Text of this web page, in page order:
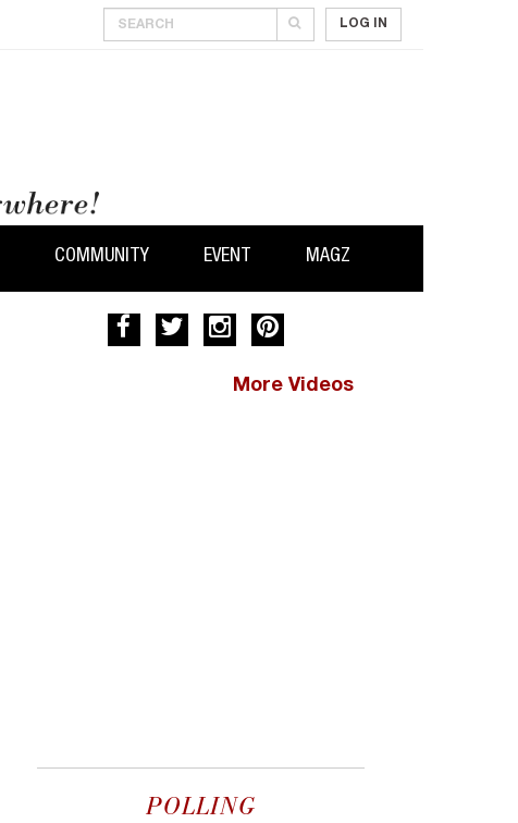
LOG IN
COMMUNITY EVENT MAGZ
More Videos
POLLING